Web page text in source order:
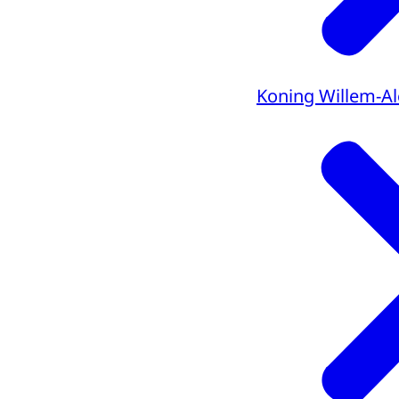
Koning Willem-